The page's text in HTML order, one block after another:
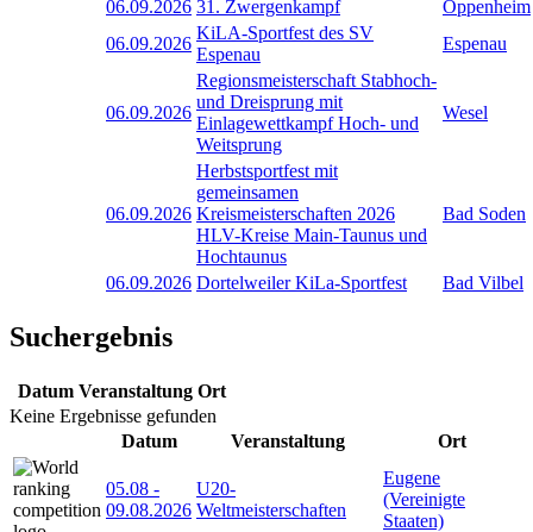
06.09.2026 31. Zwergenkampf
Oppenheim
06.09.2026
KiLA-Sportfest des SV
Espenau
Espenau
06.09.2026
Regionsmeisterschaft Stabhoch-
und Dreisprung mit
Einlagewettkampf Hoch- und
Weitsprung
Wesel
06.09.2026
Herbstsportfest mit
gemeinsamen
Kreismeisterschaften 2026
HLV-Kreise Main-Taunus und
Hochtaunus
Bad Soden
06.09.2026 Dortelweiler KiLa-Sportfest Bad Vilbel
Suchergebnis
Datum Veranstaltung Ort
Keine Ergebnisse gefunden
Datum
Veranstaltung Ort
05.08 -
09.08.2026
U20-
Weltmeisterschaften
Eugene
(Vereinigte
Staaten)